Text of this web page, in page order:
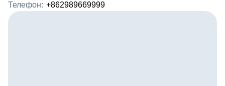
Телефон: +862989669999